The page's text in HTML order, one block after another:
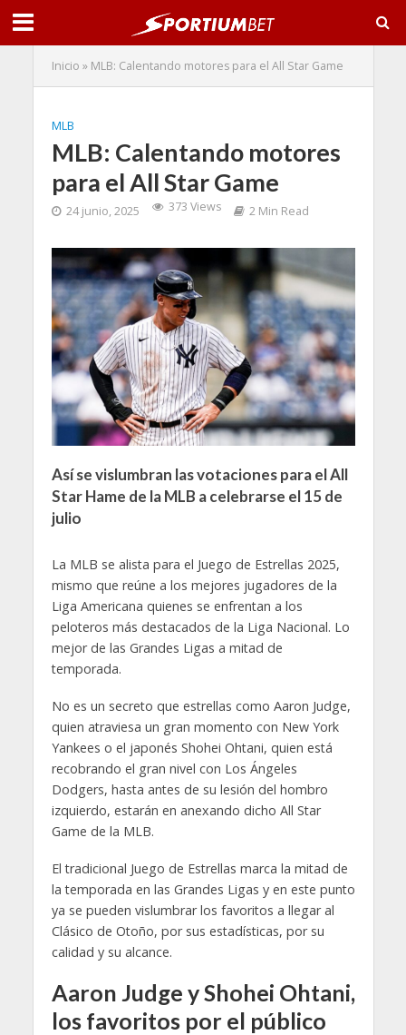
Inicio » MLB: Calentando motores para el All Star Game
MLB
MLB: Calentando motores
para el All Star Game
24 junio, 2025 373 Views 2 Min Read
Así se vislumbran las votaciones para el All
Star Hame de la MLB a celebrarse el 15 de
julio
La MLB se alista para el Juego de Estrellas 2025,
mismo que reúne a los mejores jugadores de la
Liga Americana quienes se enfrentan a los
peloteros más destacados de la Liga Nacional. Lo
mejor de las Grandes Ligas a mitad de
temporada.
No es un secreto que estrellas como Aaron Judge,
quien atraviesa un gran momento con New York
Yankees o el japonés Shohei Ohtani, quien está
recobrando el gran nivel con Los Ángeles
Dodgers, hasta antes de su lesión del hombro
izquierdo, estarán en anexando dicho All Star
Game de la MLB.
El tradicional Juego de Estrellas marca la mitad de
la temporada en las Grandes Ligas y en este punto
ya se pueden vislumbrar los favoritos a llegar al
Clásico de Otoño, por sus estadísticas, por su
calidad y su alcance.
Aaron Judge y Shohei Ohtani,
los favoritos por el público